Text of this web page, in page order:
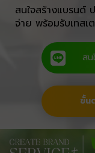
สนใจสร้างแบรนด์
จ่าย พร้อมรับเทสเ
สน
ขั้น